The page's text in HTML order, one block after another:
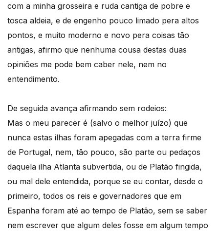
com a minha grosseira e ruda cantiga de pobre e
tosca aldeia, e de engenho pouco limado pera altos
pontos, e muito moderno e novo pera coisas tão
antigas, afirmo que nenhuma cousa destas duas
opiniões me pode bem caber nele, nem no
entendimento.
De seguida avança afirmando sem rodeios:
Mas o meu parecer é (salvo o melhor juízo) que
nunca estas ilhas foram apegadas com a terra firme
de Portugal, nem, tão pouco, são parte ou pedaços
daquela ilha Atlanta subvertida, ou de Platão fingida,
ou mal dele entendida, porque se eu contar, desde o
primeiro, todos os reis e governadores que em
Espanha foram até ao tempo de Platão, sem se saber
nem escrever que algum deles fosse em algum tempo